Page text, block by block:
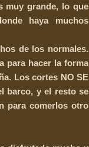
muy grande, lo que
haya muchos
de los normales.
para hacer la forma
Los cortes NO SE
barco, y el resto se
para comerlos otro